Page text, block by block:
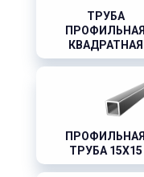
ТРУБА
ПРОФИЛЬНАЯ
КВАДРАТНАЯ
ПРОФИЛЬНАЯ
ТРУБА 15X15